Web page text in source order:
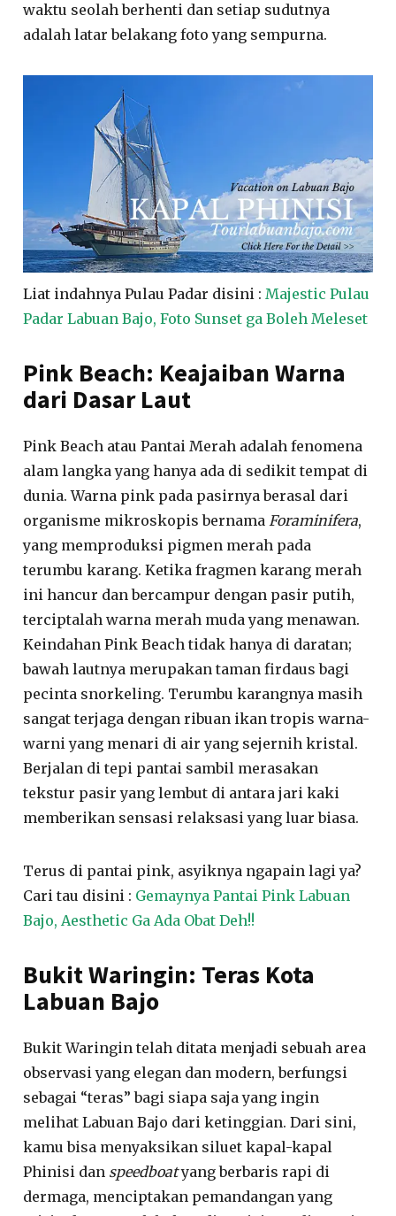
waktu seolah berhenti dan setiap sudutnya
adalah latar belakang foto yang sempurna.
Liat indahnya Pulau Padar disini : Majestic Pulau
Padar Labuan Bajo, Foto Sunset ga Boleh Meleset
Pink Beach: Keajaiban Warna
dari Dasar Laut
Pink Beach atau Pantai Merah adalah fenomena
alam langka yang hanya ada di sedikit tempat di
dunia. Warna pink pada pasirnya berasal dari
organisme mikroskopis bernama Foraminifera,
yang memproduksi pigmen merah pada
terumbu karang. Ketika fragmen karang merah
ini hancur dan bercampur dengan pasir putih,
terciptalah warna merah muda yang menawan.
Keindahan Pink Beach tidak hanya di daratan;
bawah lautnya merupakan taman firdaus bagi
pecinta snorkeling. Terumbu karangnya masih
sangat terjaga dengan ribuan ikan tropis warna-
warni yang menari di air yang sejernih kristal.
Berjalan di tepi pantai sambil merasakan
tekstur pasir yang lembut di antara jari kaki
memberikan sensasi relaksasi yang luar biasa.
Terus di pantai pink, asyiknya ngapain lagi ya?
Cari tau disini : Gemaynya Pantai Pink Labuan
Bajo, Aesthetic Ga Ada Obat Deh!!
Bukit Waringin: Teras Kota
Labuan Bajo
Bukit Waringin telah ditata menjadi sebuah area
observasi yang elegan dan modern, berfungsi
sebagai “teras” bagi siapa saja yang ingin
melihat Labuan Bajo dari ketinggian. Dari sini,
kamu bisa menyaksikan siluet kapal-kapal
Phinisi dan speedboatyang berbaris rapi di
dermaga, menciptakan pemandangan yang